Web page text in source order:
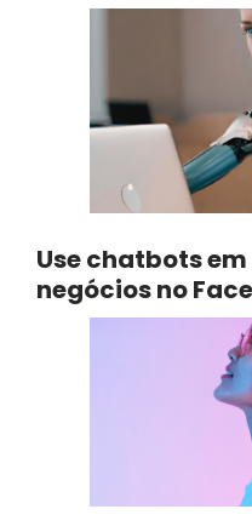
Use chatbots
negócios no